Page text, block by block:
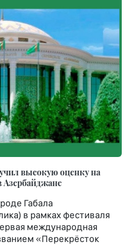
высокую оценку на
Азербайджане
Габала
в рамках фестиваля
международная
«Перекрёсток